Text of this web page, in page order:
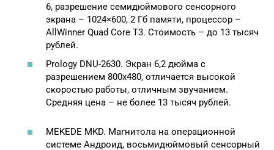
6, разрешение семидюймового сенсорного
экрана – 1024×600, 2 Гб памяти, процессор –
AllWinner Quad Core T3. Стоимость – до 13 тысяч
рублей.
Prology DNU-2630. Экран 6,2 дюйма с
разрешением 800х480, отличается высокой
скоростью работы, отличным звучанием.
Средняя цена – не более 13 тысяч рублей.
MEKEDE MKD. Магнитола на операционной
системе Андроид, восьмидюймовый сенсорный